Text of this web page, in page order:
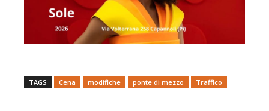
TAGS Cena modifiche ponte di mezzo Traffico